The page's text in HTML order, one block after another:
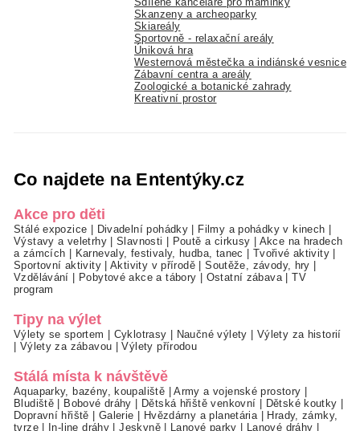
Skanzeny a archeoparky
Skiareály
Sportovně - relaxační areály
Úniková hra
Westernová městečka a indiánské vesnice
Zábavní centra a areály
Zoologické a botanické zahrady
Kreativní prostor
Co najdete na Ententýky.cz
Akce pro děti
Stálé expozice | Divadelní pohádky | Filmy a pohádky v kinech |
Výstavy a veletrhy|Slavnosti | Poutě a cirkusy | Akce na hradech
a zámcích | Karnevaly, festivaly, hudba, tanec | Tvořivé aktivity |
Sportovní aktivity|Aktivity v přírodě |Soutěže, závody, hry |
Vzdělávání | Pobytové akce a tábory | Ostatní zábava |TV
program
Tipy na výlet
Výlety se sportem | Cyklotrasy | Naučné výlety | Výlety za historií
| Výlety za zábavou |Výlety přírodou
Stálá místa k návštěvě
Aquaparky, bazény, koupaliště |Army a vojenské prostory |
Bludiště | Bobové dráhy | Dětská hřiště venkovní | Dětské koutky |
Dopravní hřiště | Galerie | Hvězdárny a planetária | Hrady, zámky,
tvrze| In-line dráhy |Jeskyně| Lanové parky | Lanové dráhy |